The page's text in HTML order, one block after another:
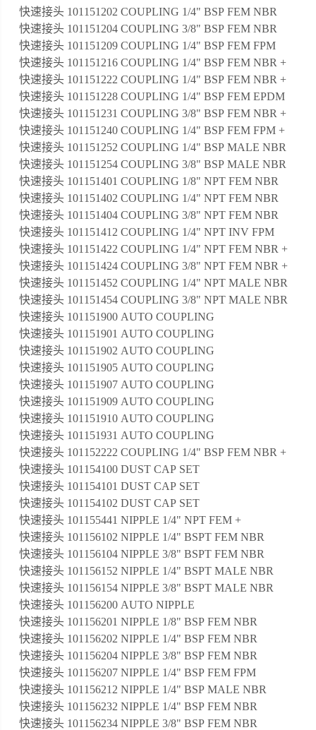
快速接头 101151202 COUPLING 1/4" BSP FEM NBR
快速接头 101151204 COUPLING 3/8" BSP FEM NBR
快速接头 101151209 COUPLING 1/4" BSP FEM FPM
快速接头 101151216 COUPLING 1/4" BSP FEM NBR +
快速接头 101151222 COUPLING 1/4" BSP FEM NBR +
快速接头 101151228 COUPLING 1/4" BSP FEM EPDM
快速接头 101151231 COUPLING 3/8" BSP FEM NBR +
快速接头 101151240 COUPLING 1/4" BSP FEM FPM +
快速接头 101151252 COUPLING 1/4" BSP MALE NBR
快速接头 101151254 COUPLING 3/8" BSP MALE NBR
快速接头 101151401 COUPLING 1/8" NPT FEM NBR
快速接头 101151402 COUPLING 1/4" NPT FEM NBR
快速接头 101151404 COUPLING 3/8" NPT FEM NBR
快速接头 101151412 COUPLING 1/4" NPT INV FPM
快速接头 101151422 COUPLING 1/4" NPT FEM NBR +
快速接头 101151424 COUPLING 3/8" NPT FEM NBR +
快速接头 101151452 COUPLING 1/4" NPT MALE NBR
快速接头 101151454 COUPLING 3/8" NPT MALE NBR
快速接头 101151900 AUTO COUPLING
快速接头 101151901 AUTO COUPLING
快速接头 101151902 AUTO COUPLING
快速接头 101151905 AUTO COUPLING
快速接头 101151907 AUTO COUPLING
快速接头 101151909 AUTO COUPLING
快速接头 101151910 AUTO COUPLING
快速接头 101151931 AUTO COUPLING
快速接头 101152222 COUPLING 1/4" BSP FEM NBR +
快速接头 101154100 DUST CAP SET
快速接头 101154101 DUST CAP SET
快速接头 101154102 DUST CAP SET
快速接头 101155441 NIPPLE 1/4" NPT FEM +
快速接头 101156102 NIPPLE 1/4" BSPT FEM NBR
快速接头 101156104 NIPPLE 3/8" BSPT FEM NBR
快速接头 101156152 NIPPLE 1/4" BSPT MALE NBR
快速接头 101156154 NIPPLE 3/8" BSPT MALE NBR
快速接头 101156200 AUTO NIPPLE
快速接头 101156201 NIPPLE 1/8" BSP FEM NBR
快速接头 101156202 NIPPLE 1/4" BSP FEM NBR
快速接头 101156204 NIPPLE 3/8" BSP FEM NBR
快速接头 101156207 NIPPLE 1/4" BSP FEM FPM
快速接头 101156212 NIPPLE 1/4" BSP MALE NBR
快速接头 101156232 NIPPLE 1/4" BSP FEM NBR
快速接头 101156234 NIPPLE 3/8" BSP FEM NBR